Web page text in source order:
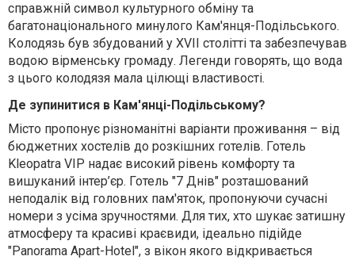
справжній символ культурного обміну та
багатонаціонального минулого Кам'янця-Подільського.
Колодязь був збудований у XVII столітті та забезпечував
водою вірменську громаду. Легенди говорять, що вода
з цього колодязя мала цілющі властивості.
Де зупинитися в Кам'янці-Подільському?
Місто пропонує різноманітні варіанти проживання – від
бюджетних хостелів до розкішних готелів. Готель
Kleopatra VIP надає високий рівень комфорту та
вишуканий інтер’єр. Готель "7 Днів" розташований
неподалік від головних пам'яток, пропонуючи сучасні
номери з усіма зручностями. Для тих, хто шукає затишну
атмосферу та красиві краєвиди, ідеально підійде
"Panorama Apart-Hotel", з вікон якого відкривається